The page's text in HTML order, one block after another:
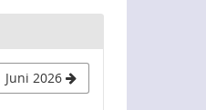
Juni 2026